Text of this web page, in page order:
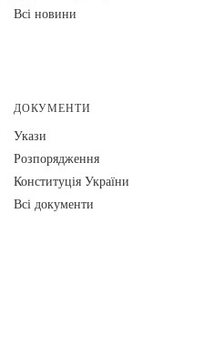
Всі новини
ДОКУМЕНТИ
Укази
Розпорядження
Конституція України
Всі документи